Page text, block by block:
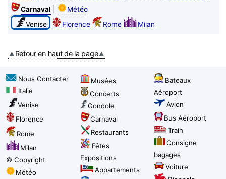
Carnaval
Météo
Venise
Florence Rome Milan
Retour en haut de la page
Nous Contacter
Italie
Venise
Florence
Rome
Milan
© Copyright
Météo
Musées
Concerts
Gondole
Carnaval
Restaurants
Fêtes
Expositions
Appartements
Bateaux
Aéroport
Avion
Bus Aéroport
Train
Consigne
bagages
Voiture